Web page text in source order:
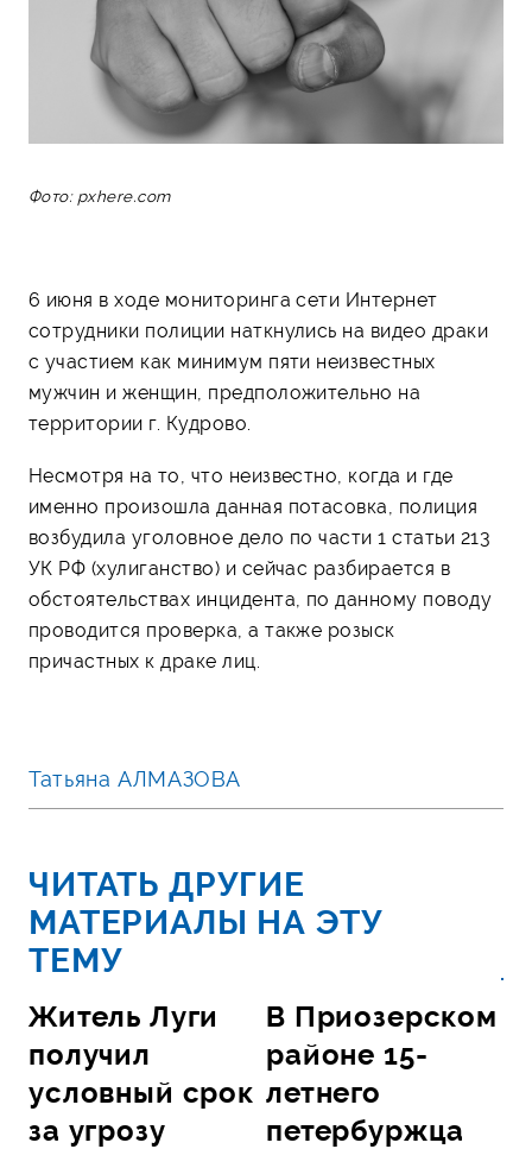
Фото: pxhere.com
6 июня в ходе мониторинга сети Интернет
сотрудники полиции наткнулись на видео драки
с участием как минимум пяти неизвестных
мужчин и женщин, предположительно на
территории г. Кудрово.
Несмотря на то, что неизвестно, когда и где
именно произошла данная потасовка, полиция
возбудила уголовное дело по части 1 статьи 213
УК РФ (хулиганство) и сейчас разбирается в
обстоятельствах инцидента, по данному поводу
проводится проверка, а также розыск
причастных к драке лиц.
Татьяна АЛМАЗОВА
ЧИТАТЬ ДРУГИЕ
МАТЕРИАЛЫ НА ЭТУ
ТЕМУ
Житель Луги
получил
условный срок
за угрозу
В Приозерском
районе 15-
летнего
петербуржца